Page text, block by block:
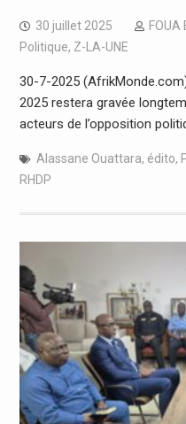
30 juillet 2025
Politique, Z-LA-UNE
30-7-2025
2025 restera gravée
acteurs de l’opposition
Alassane Ouattara, édito,
RHDP